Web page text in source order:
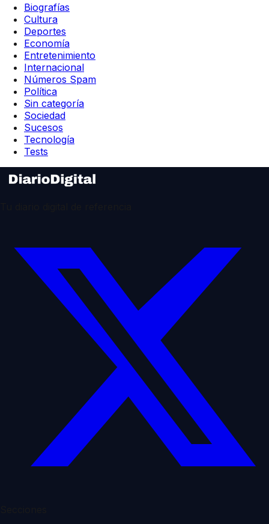
Biografías
Cultura
Deportes
Economía
Entretenimiento
Internacional
Números Spam
Política
Sin categoría
Sociedad
Sucesos
Tecnología
Tests